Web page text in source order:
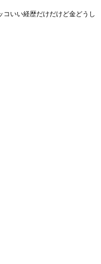
コいい経歴だけだけど金どうし